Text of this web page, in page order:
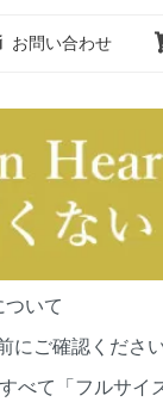
お問い合わせ
いて
ご確認ください
て「フルサイ